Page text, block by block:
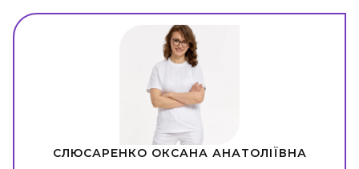
СЛЮСАРЕНКО ОКСАНА АНАТОЛІЇВНА